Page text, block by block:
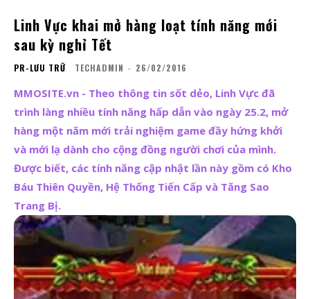
Linh Vực khai mở hàng loạt tính năng mới
sau kỳ nghỉ Tết
PR-LƯU TRỮ TECHADMIN - 26/02/2016
MMOSITE.vn - Theo thông tin sốt dẻo, Linh Vực đã
trình làng nhiều tính năng hấp dẫn vào ngày 25.2, mở
hàng một năm mới trải nghiệm game đầy hứng khởi
và mới lạ dành cho cộng đồng người chơi của mình.
Được biết, các tính năng cập nhật lần này gồm có Kho
Báu Thiên Quyền, Hệ Thống Tiến Cấp và Tăng Sao
Trang Bị.